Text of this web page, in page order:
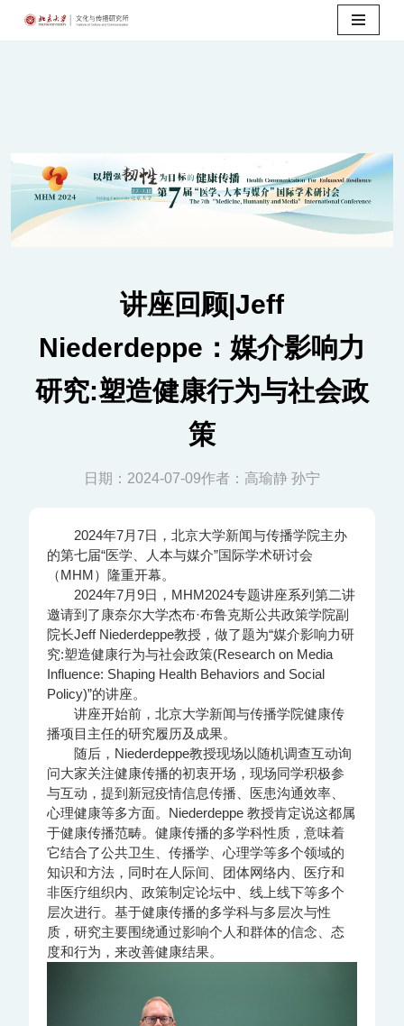
讲座回顾|Jeff
Niederdeppe：媒介影响力
研究:塑造健康行为与社会政
策
日期：2024-07-09作者：高瑜静 孙宁
2024年7月7日，北京大学新闻与传播学院主办
的第七届“医学、人本与媒介”国际学术研讨会
（MHM）隆重开幕。
2024年7月9日，MHM2024专题讲座系列第二讲
邀请到了康奈尔大学杰布·布鲁克斯公共政策学院副
院长Jeff Niederdeppe教授，做了题为“媒介影响力研
究:塑造健康行为与社会政策(Research on Media
Influence: Shaping Health Behaviors and Social
Policy)”的讲座。
讲座开始前，北京大学新闻与传播学院健康传
播项目主任的研究履历及成果。
随后，Niederdeppe教授现场以随机调查互动询
问大家关注健康传播的初衷开场，现场同学积极参
与互动，提到新冠疫情信息传播、医患沟通效率、
心理健康等多方面。Niederdeppe 教授肯定说这都属
于健康传播范畴。健康传播的多学科性质，意味着
它结合了公共卫生、传播学、心理学等多个领域的
知识和方法，同时在人际间、团体网络内、医疗和
非医疗组织内、政策制定论坛中、线上线下等多个
层次进行。基于健康传播的多学科与多层次与性
质，研究主要围绕通过影响个人和群体的信念、态
度和行为，来改善健康结果。